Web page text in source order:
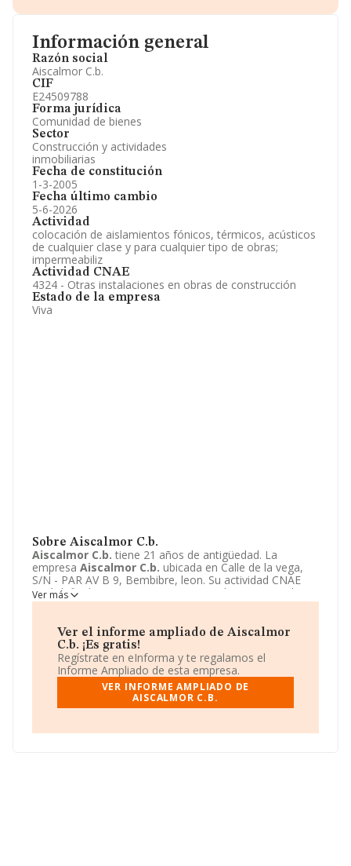
Información general
Razón social
Aiscalmor C.b.
CIF
E24509788
Forma jurídica
Comunidad de bienes
Sector
Construcción y actividades
inmobiliarias
Fecha de constitución
1-3-2005
Fecha último cambio
5-6-2026
Actividad
colocación de aislamientos fónicos, térmicos, acústicos
de cualquier clase y para cualquier tipo de obras;
impermeabiliz
Actividad CNAE
4324 - Otras instalaciones en obras de construcción
Estado de la empresa
Viva
Sobre Aiscalmor C.b.
Aiscalmor C.b. tiene 21 años de antigüedad. La
empresa Aiscalmor C.b. ubicada en Calle de la vega,
S/N - PAR AV B 9, Bembibre, leon. Su actividad CNAE
está definida como 4324 - Otras instalaciones en obras
de construcción. La forma jurídica deAiscalmor C.b.es
Ver más
Ver el informe ampliado de Aiscalmor
C.b. ¡Es gratis!
Regístrate en eInforma y te regalamos el
Informe Ampliado de esta empresa.
VER INFORME AMPLIADO DE
AISCALMOR C.B.
Información oficial y registral complementaria.